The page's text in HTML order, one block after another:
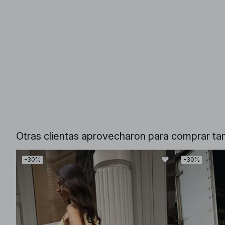
Otras clientas aprovecharon para comprar
-30% -30%